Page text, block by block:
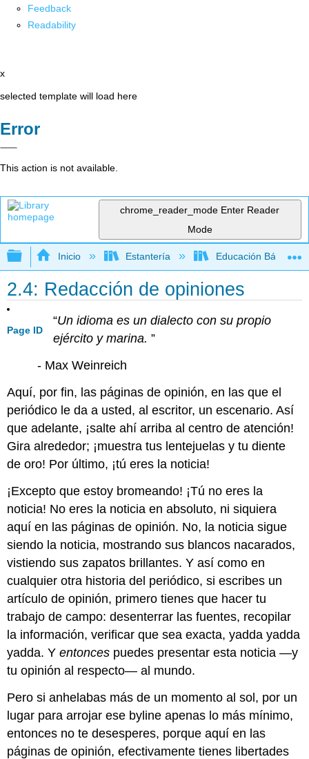
Feedback
Readability
x
selected template will load here
Error
This action is not available.
chrome_reader_mode Enter Reader
Mode
Expandir/contraer jerarquía global
Inicio Estantería Educación Básica
2.4: Redacción de opiniones
Page ID
“Un idioma es un dialecto con su propio
ejército y marina. ”
- Max Weinreich
Aquí, por fin, las páginas de opinión, en las que el
periódico le da a usted, al escritor, un escenario. Así
que adelante, ¡salte ahí arriba al centro de atención!
Gira alrededor; ¡muestra tus lentejuelas y tu diente
de oro! Por último, ¡tú eres la noticia!
¡Excepto que estoy bromeando! ¡Tú no eres la
noticia! No eres la noticia en absoluto, ni siquiera
aquí en las páginas de opinión. No, la noticia sigue
siendo la noticia, mostrando sus blancos nacarados,
vistiendo sus zapatos brillantes. Y así como en
cualquier otra historia del periódico, si escribes un
artículo de opinión, primero tienes que hacer tu
trabajo de campo: desenterrar las fuentes, recopilar
la información, verificar que sea exacta, yadda yadda
yadda. Yentonces puedes presentar esta noticia —y
tu opinión al respecto— al mundo.
Pero si anhelabas más de un momento al sol, por un
lugar para arrojar ese byline apenas lo más mínimo,
entonces no te desesperes, porque aquí en las
páginas de opinión, efectivamente tienes libertades